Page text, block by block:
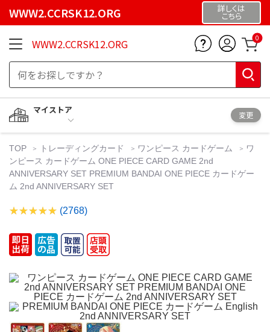
WWW2.CCRSK12.ORG 詳しくは
こちら
WWW2.CCRSK12.ORG 0
マイストア
変更
TOP トレーディングカード ワンピース カードゲーム
ワ
ンピース カードゲーム ONE PIECE CARD GAME 2nd
ANNIVERSARY SET PREMIUM BANDAI ONE PIECE カードゲー
ム 2nd ANNIVERSARY SET
(2768)